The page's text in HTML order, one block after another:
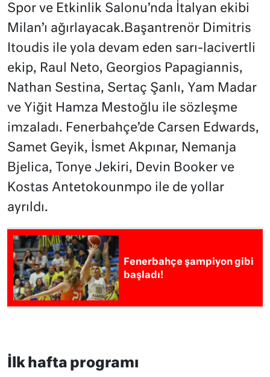
Spor ve Etkinlik Salonu’nda İtalyan ekibi
Milan’ı ağırlayacak.Başantrenör Dimitris
Itoudis ile yola devam eden sarı-lacivertli
ekip, Raul Neto, Georgios Papagiannis,
Nathan Sestina, Sertaç Şanlı, Yam Madar
ve Yiğit Hamza Mestoğlu ile sözleşme
imzaladı. Fenerbahçe’de Carsen Edwards,
Samet Geyik, İsmet Akpınar, Nemanja
Bjelica, Tonye Jekiri, Devin Booker ve
Kostas Antetokounmpo ile de yollar
ayrıldı.
Fenerbahçe şampiyon gibi
başladı!
İlk hafta programı